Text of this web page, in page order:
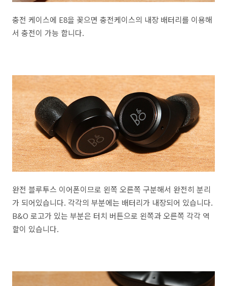
충전 케이스에 E8을 꽂으면 충전케이스의 내장 배터리를 이용해
서 충전이 가능 합니다.
완전 블루투스 이어폰이므로 왼쪽 오른쪽 구분해서 완전히 분리
가 되어있습니다. 각각의 부분에는 배터리가 내장되어 있습니다.
B&O 로고가 있는 부분은 터치 버튼으로 왼쪽과 오른쪽 각각 역
할이 있습니다.